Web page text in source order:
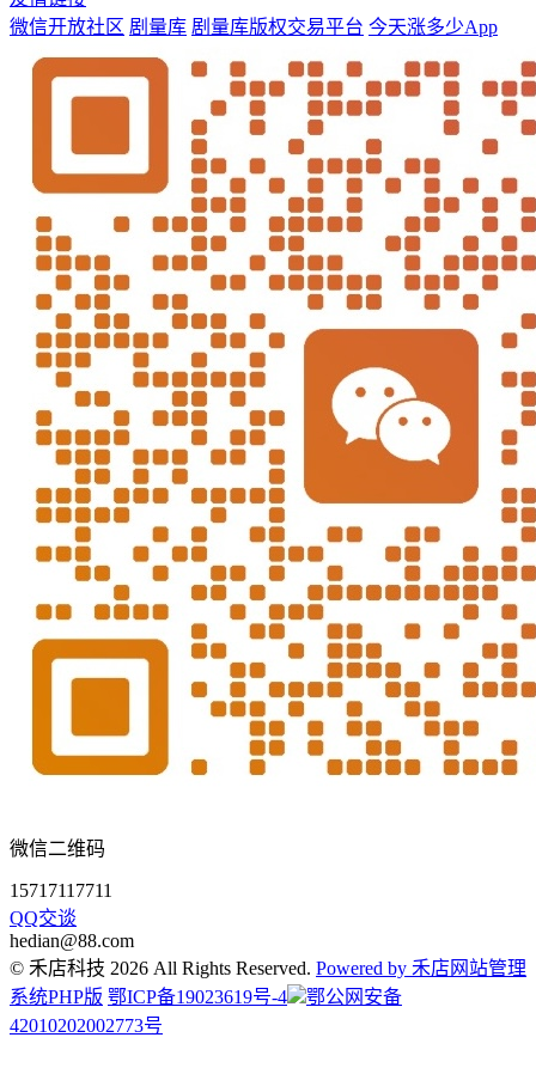
微信开放社区 剧量库 剧量库版权交易平台 今天涨多少App
微信二维码
15717117711
QQ交谈
hedian@88.com
© 禾店科技 2026 All Rights Reserved. Powered by 禾店网站管理
系统PHP版 鄂ICP备19023619号-4
鄂公网安备
42010202002773号